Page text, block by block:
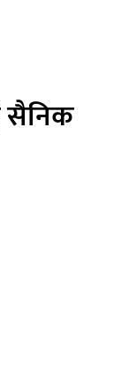
सैनिक